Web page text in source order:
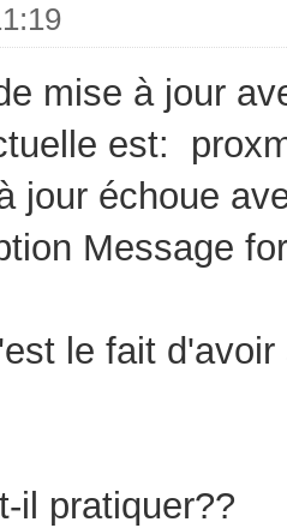
mise à jour
est:
jour échoue
Message
le fait
il pratiquer??